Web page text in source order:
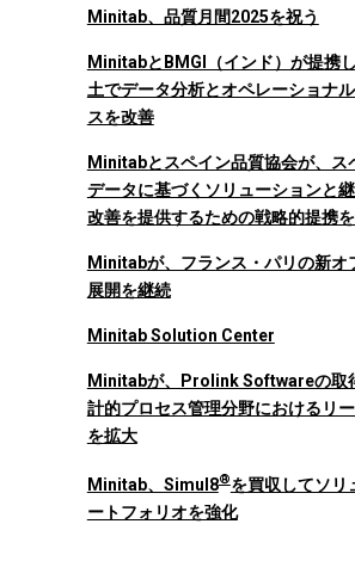
Minitab、品質月間2025を祝う
MinitabとBMGI（インド）が提携
土でデータ分析とオペレーショナ
スを改善
Minitabとスペイン品質協会が、ス
データに基づくソリューションと
改善を提供するための戦略的提携
Minitabが、フランス・パリの新オ
展開を継続
Minitab Solution Center
Minitabが、Prolink Softwareの取
計的プロセス管理分野におけるリ
を拡大
Minitab、Simul8®を買収してソリ
ートフォリオを強化